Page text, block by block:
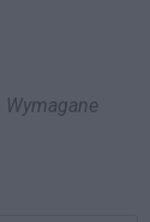
Wymagane